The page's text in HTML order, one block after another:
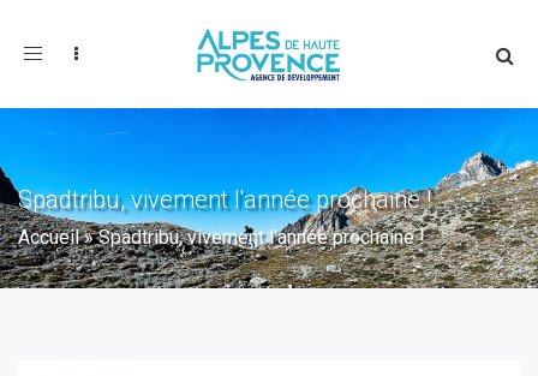
Toggle
Spadtribu, vivement l'année prochaine !
Accueil»Spadtribu, vivement l'année prochaine !